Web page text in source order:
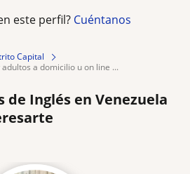
este perfil? Cuéntanos
Capital
a domicilio u on line ...
de Inglés en Venezuela